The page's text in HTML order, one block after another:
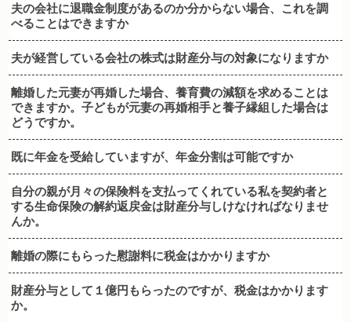
夫の会社に退職金制度があるのか分からない場合、これを調
べることはできますか
夫が経営している会社の株式は財産分与の対象になりますか
離婚した元妻が再婚した場合、養育費の減額を求めることは
できますか。子どもが元妻の再婚相手と養子縁組した場合は
どうですか。
既に年金を受給していますが、年金分割は可能ですか
自分の親が月々の保険料を支払ってくれている私を契約者と
する生命保険の解約返戻金は財産分与しけなければなりませ
んか。
離婚の際にもらった慰謝料に税金はかかりますか
財産分与として１億円もらったのですが、税金はかかります
か。